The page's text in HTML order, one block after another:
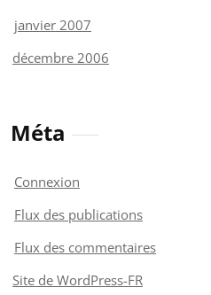
janvier 2007
décembre 2006
Méta
Connexion
Flux des publications
Flux des commentaires
Site de WordPress-FR